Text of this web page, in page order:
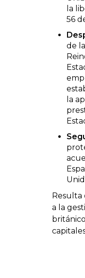
la
56
de
la
Resulta
a la